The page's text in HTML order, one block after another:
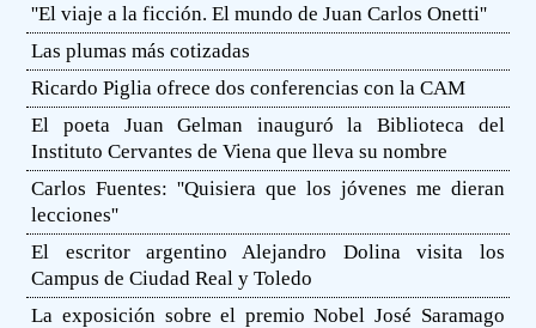
''El viaje a la ficción. El mundo de Juan Carlos Onetti''
Las plumas más cotizadas
Ricardo Piglia ofrece dos conferencias con la CAM
El poeta Juan Gelman inauguró la Biblioteca del
Instituto Cervantes de Viena que lleva su nombre
Carlos Fuentes: ''Quisiera que los jóvenes me dieran
lecciones''
El escritor argentino Alejandro Dolina visita los
Campus de Ciudad Real y Toledo
La exposición sobre el premio Nobel José Saramago